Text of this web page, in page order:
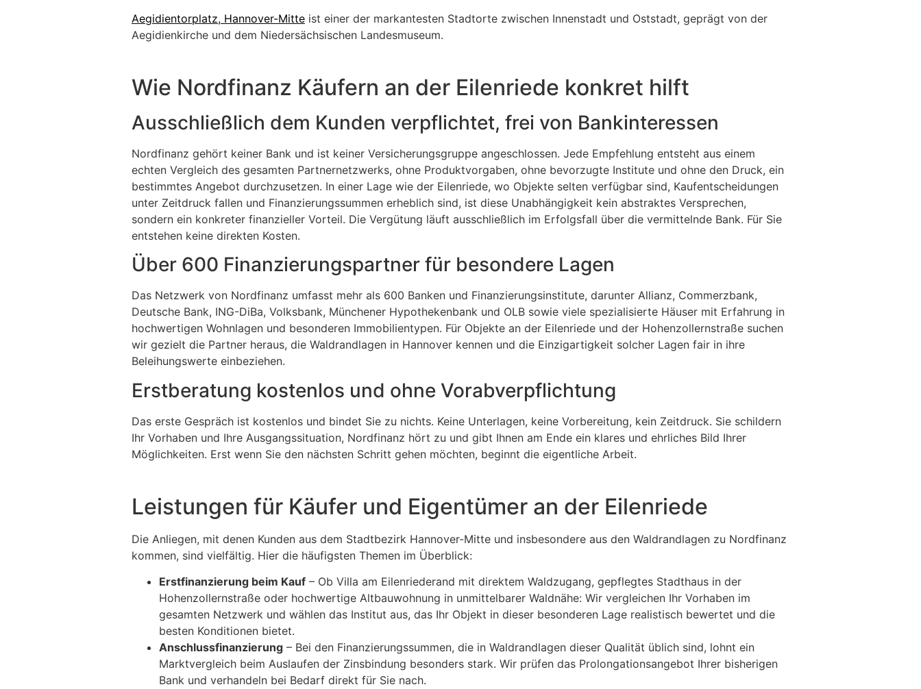
Aegidientorplatz, Hannover-Mitte ist einer der markantesten Stadtorte zwischen Innenstadt und Oststadt, geprägt von der
Aegidienkirche und dem Niedersächsischen Landesmuseum.
Wie Nordfinanz Käufern an der Eilenriede konkret hilft
Ausschließlich dem Kunden verpflichtet, frei von Bankinteressen
Nordfinanz gehört keiner Bank und ist keiner Versicherungsgruppe angeschlossen. Jede Empfehlung entsteht aus einem
echten Vergleich des gesamten Partnernetzwerks, ohne Produktvorgaben, ohne bevorzugte Institute und ohne den Druck, ein
bestimmtes Angebot durchzusetzen. In einer Lage wie der Eilenriede, wo Objekte selten verfügbar sind, Kaufentscheidungen
unter Zeitdruck fallen und Finanzierungssummen erheblich sind, ist diese Unabhängigkeit kein abstraktes Versprechen,
sondern ein konkreter finanzieller Vorteil. Die Vergütung läuft ausschließlich im Erfolgsfall über die vermittelnde Bank. Für Sie
entstehen keine direkten Kosten.
Über 600 Finanzierungspartner für besondere Lagen
Das Netzwerk von Nordfinanz umfasst mehr als 600 Banken und Finanzierungsinstitute, darunter Allianz, Commerzbank,
Deutsche Bank, ING-DiBa, Volksbank, Münchener Hypothekenbank und OLB sowie viele spezialisierte Häuser mit Erfahrung in
hochwertigen Wohnlagen und besonderen Immobilientypen. Für Objekte an der Eilenriede und der Hohenzollernstraße suchen
wir gezielt die Partner heraus, die Waldrandlagen in Hannover kennen und die Einzigartigkeit solcher Lagen fair in ihre
Beleihungswerte einbeziehen.
Erstberatung kostenlos und ohne Vorabverpflichtung
Das erste Gespräch ist kostenlos und bindet Sie zu nichts. Keine Unterlagen, keine Vorbereitung, kein Zeitdruck. Sie schildern
Ihr Vorhaben und Ihre Ausgangssituation, Nordfinanz hört zu und gibt Ihnen am Ende ein klares und ehrliches Bild Ihrer
Möglichkeiten. Erst wenn Sie den nächsten Schritt gehen möchten, beginnt die eigentliche Arbeit.
Leistungen für Käufer und Eigentümer an der Eilenriede
Die Anliegen, mit denen Kunden aus dem Stadtbezirk Hannover-Mitte und insbesondere aus den Waldrandlagen zu Nordfinanz
kommen, sind vielfältig. Hier die häufigsten Themen im Überblick:
Erstfinanzierung beim Kauf – Ob Villa am Eilenriederand mit direktem Waldzugang, gepflegtes Stadthaus in der
Hohenzollernstraße oder hochwertige Altbauwohnung in unmittelbarer Waldnähe: Wir vergleichen Ihr Vorhaben im
gesamten Netzwerk und wählen das Institut aus, das Ihr Objekt in dieser besonderen Lage realistisch bewertet und die
besten Konditionen bietet.
Anschlussfinanzierung – Bei den Finanzierungssummen, die in Waldrandlagen dieser Qualität üblich sind, lohnt ein
Marktvergleich beim Auslaufen der Zinsbindung besonders stark. Wir prüfen das Prolongationsangebot Ihrer bisherigen
Bank und verhandeln bei Bedarf direkt für Sie nach.